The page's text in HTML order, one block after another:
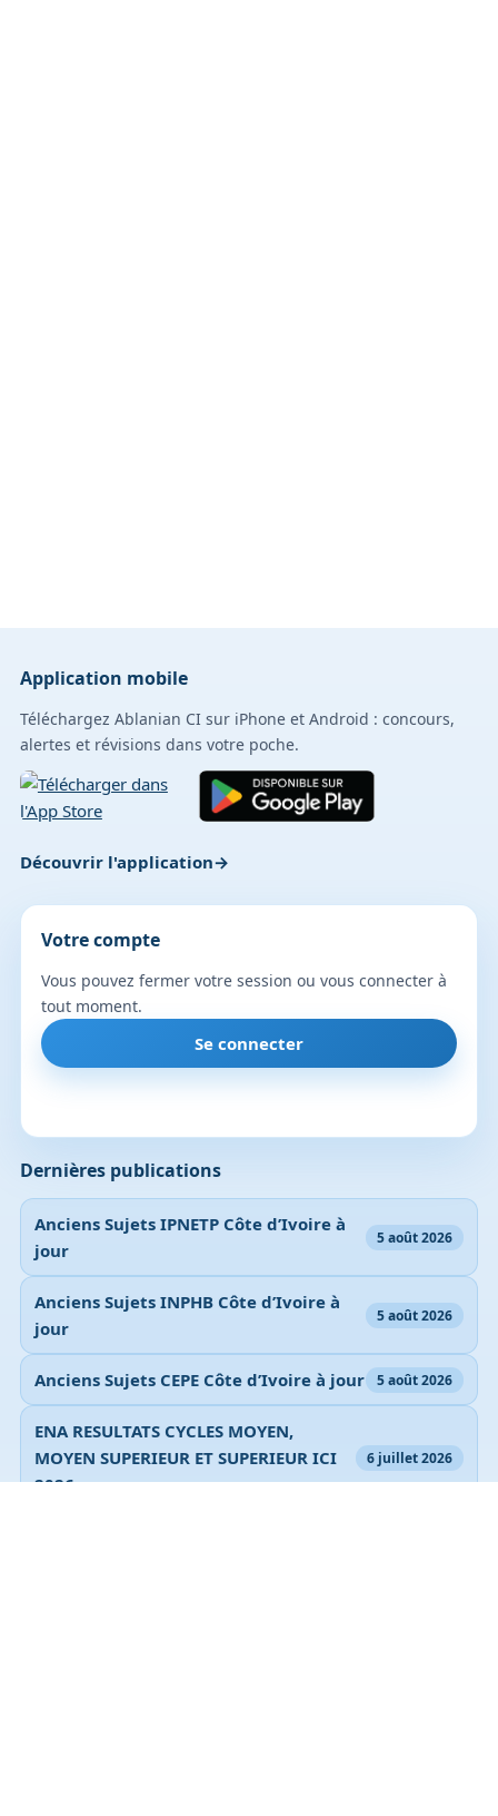
Application mobile
Téléchargez Ablanian CI sur iPhone et Android : concours,
alertes et révisions dans votre poche.
Découvrir l'application
Dernières publications
Anciens Sujets IPNETP Côte d’Ivoire à
jour
5 août 2026
Anciens Sujets INPHB Côte d’Ivoire à
jour
5 août 2026
Anciens Sujets CEPE Côte d’Ivoire à jour 5 août 2026
ENA RESULTATS CYCLES MOYEN,
MOYEN SUPERIEUR ET SUPERIEUR ICI
2026
6 juillet 2026
Votre compte
Vous pouvez fermer votre session ou vous connecter à
tout moment.
Se connecter